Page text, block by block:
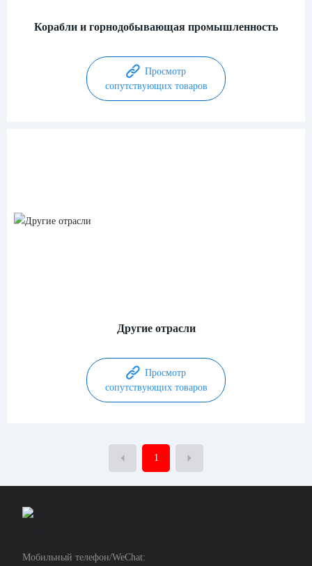
Корабли и горнодобывающая промышленность
Просмотр
сопутствующих товаров
Другие отрасли
Просмотр
сопутствующих товаров
1
Мобильный телефон/WeChat: